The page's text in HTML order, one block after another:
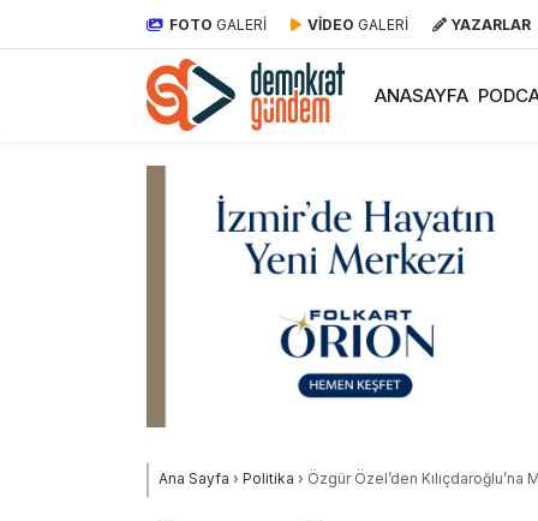
FOTO GALERİ VİDEO GALERİ YAZARLAR
ANASAYFA
Ana Sayfa › Politika › Özgür Özel’den